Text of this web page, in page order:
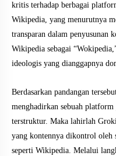
kritis terhadap berbagai
Wikipedia, yang menurutnya
transparan dalam penyusunan
Wikipedia sebagai
ideologis yang dianggapnya
Berdasarkan pandangan
menghadirkan sebuah
terstruktur. Maka lahirlah
yang kontennya dikontrol oleh
seperti Wikipedia. Melalui